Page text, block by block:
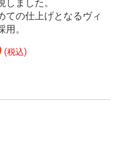
ました。
ての仕上げとなるヴィ
。
(税込)